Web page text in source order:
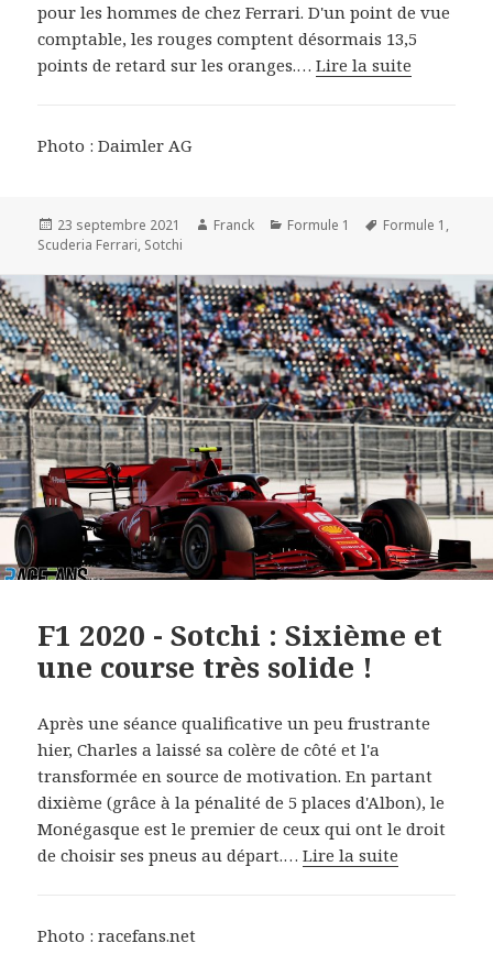
pour les hommes de chez Ferrari. D'un point de vue
comptable, les rouges comptent désormais 13,5
points de retard sur les oranges.…Lire la suite
Photo : Daimler AG
Publié
le
23 septembre 2021 Auteur
Franck Catégories
Formule 1
Mots-
Formule 1 ,
Scuderia Ferrari, Sotchi
F1 2020 - Sotchi : Sixième et
une course très solide !
Après une séance qualificative un peu frustrante
hier, Charles a laissé sa colère de côté et l'a
transformée en source de motivation. En partant
dixième (grâce à la pénalité de 5 places d'Albon), le
Monégasque est le premier de ceux qui ont le droit
de choisir ses pneus au départ.…Lire la suite
Photo : racefans.net